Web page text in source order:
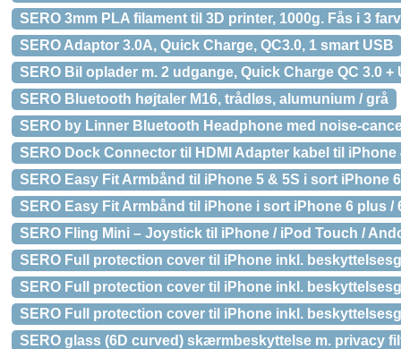
SERO 3mm PLA filament til 3D printer, 1000g. Fås i 3
SERO Adaptor 3.0A, Quick Charge, QC3.0, 1 smart USB
SERO Bil oplader m. 2 udgange, Quick Charge QC 3.0 +
SERO Bluetooth højtaler M16, trådløs, alumunium / grå
SERO by Linner Bluetooth Headphone med noise-
SERO Dock Connector til HDMI Adapter kabel til iPhone
SERO Easy Fit Armbånd til iPhone 5 & 5S i sort iPhone 6
SERO Easy Fit Armbånd til iPhone i sort iPhone 6 plus /
SERO Fling Mini – Joystick til iPhone / iPod Touch /
SERO Full protection cover til iPhone inkl.
SERO Full protection cover til iPhone inkl.
SERO Full protection cover til iPhone inkl.
SERO glass (6D curved) skærmbeskyttelse m. privacy